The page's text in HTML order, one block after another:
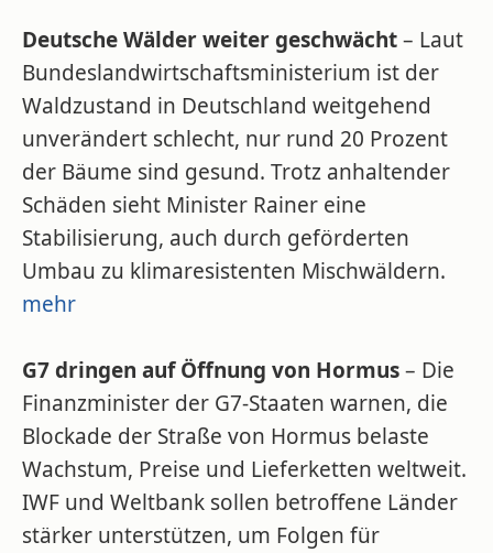
Deutsche Wälder weiter geschwächt– Laut
Bundeslandwirtschaftsministerium ist der
Waldzustand in Deutschland weitgehend
unverändert schlecht, nur rund 20 Prozent
der Bäume sind gesund. Trotz anhaltender
Schäden sieht Minister Rainer eine
Stabilisierung, auch durch geförderten
Umbau zu klimaresistenten Mischwäldern.
mehr
G7 dringen auf Öffnung von Hormus– Die
Finanzminister der G7-Staaten warnen, die
Blockade der Straße von Hormus belaste
Wachstum, Preise und Lieferketten weltweit.
IWF und Weltbank sollen betroffene Länder
stärker unterstützen, um Folgen für